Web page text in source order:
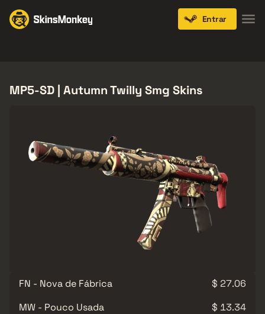
Entrar
MP5-SD | Autumn Twilly Smg Skins
FN - Nova de Fábrica
$ 27.06
MW - Pouco Usada
$ 13.34